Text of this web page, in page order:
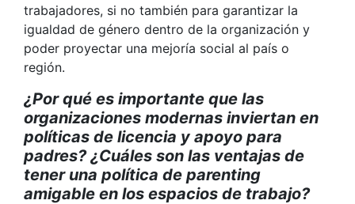
trabajadores, si no también para garantizar la
igualdad de género dentro de la organización y
poder proyectar una mejoría social al país o
región.
¿Por qué es importante que las
organizaciones modernas inviertan en
políticas de licencia y apoyo para
padres? ¿Cuáles son las ventajas de
tener una política de parenting
amigable en los espacios de trabajo?